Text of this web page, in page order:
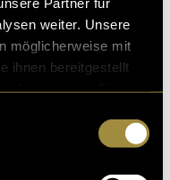
weiter. Unsere
möglicherweise mit
ihnen bereitgestellt